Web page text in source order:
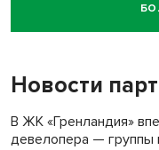
Новосибирский суд
пенсионерки на
Новости
В ЖК «Гренландия»
девелопера —